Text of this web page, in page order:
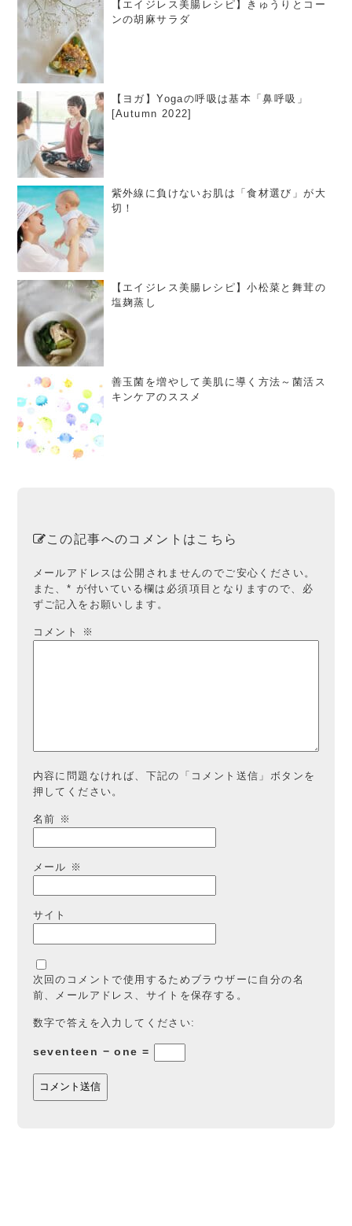
【エイジレス美腸レシピ】きゅうりとコー
ンの胡麻サラダ
【ヨガ】Yogaの呼吸は基本「鼻呼吸」
[Autumn 2022]
紫外線に負けないお肌は「食材選び」が大
切！
【エイジレス美腸レシピ】小松菜と舞茸の
塩麹蒸し
善玉菌を増やして美肌に導く方法～菌活ス
キンケアのススメ
この記事へのコメントはこちら
メールアドレスは公開されませんのでご安心ください。
また、 * が付いている欄は必須項目となりますので、必
ずご記入をお願いします。
コメント ※
内容に問題なければ、下記の「コメント送信」ボタンを
押してください。
名前 ※
メール ※
サイト
次回のコメントで使用するためブラウザーに自分の名
前、メールアドレス、サイトを保存する。
数字で答えを入力してください:
seventeen − one =